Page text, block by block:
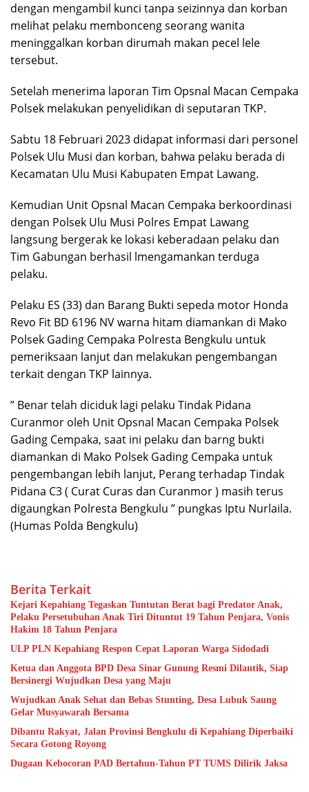
dengan mengambil kunci tanpa seizinnya dan korban
melihat pelaku membonceng seorang wanita
meninggalkan korban dirumah makan pecel lele
tersebut.
Setelah menerima laporan Tim Opsnal Macan Cempaka
Polsek melakukan penyelidikan di seputaran TKP.
Sabtu 18 Februari 2023 didapat informasi dari personel
Polsek Ulu Musi dan korban, bahwa pelaku berada di
Kecamatan Ulu Musi Kabupaten Empat Lawang.
Kemudian Unit Opsnal Macan Cempaka berkoordinasi
dengan Polsek Ulu Musi Polres Empat Lawang
langsung bergerak ke lokasi keberadaan pelaku dan
Tim Gabungan berhasil lmengamankan terduga
pelaku.
Pelaku ES (33) dan Barang Bukti sepeda motor Honda
Revo Fit BD 6196 NV warna hitam diamankan di Mako
Polsek Gading Cempaka Polresta Bengkulu untuk
pemeriksaan lanjut dan melakukan pengembangan
terkait dengan TKP lainnya.
” Benar telah diciduk lagi pelaku Tindak Pidana
Curanmor oleh Unit Opsnal Macan Cempaka Polsek
Gading Cempaka, saat ini pelaku dan barng bukti
diamankan di Mako Polsek Gading Cempaka untuk
pengembangan lebih lanjut, Perang terhadap Tindak
Pidana C3 ( Curat Curas dan Curanmor ) masih terus
digaungkan Polresta Bengkulu ” pungkas Iptu Nurlaila.
(Humas Polda Bengkulu)
Berita Terkait
Kejari Kepahiang Tegaskan Tuntutan Berat bagi Predator Anak,
Pelaku Persetubuhan Anak Tiri Dituntut 19 Tahun Penjara, Vonis
Hakim 18 Tahun Penjara
ULP PLN Kepahiang Respon Cepat Laporan Warga Sidodadi
Ketua dan Anggota BPD Desa Sinar Gunung Resmi Dilantik, Siap
Bersinergi Wujudkan Desa yang Maju
Wujudkan Anak Sehat dan Bebas Stunting, Desa Lubuk Saung
Gelar Musyawarah Bersama
Dibantu Rakyat, Jalan Provinsi Bengkulu di Kepahiang Diperbaiki
Secara Gotong Royong
Dugaan Kebocoran PAD Bertahun-Tahun PT TUMS Dilirik Jaksa